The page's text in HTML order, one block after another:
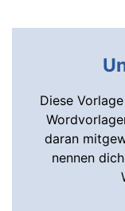
Diese
daran
nennen